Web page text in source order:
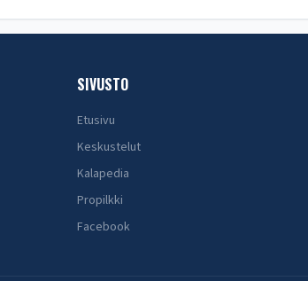
SIVUSTO
Etusivu
Keskustelut
Kalapedia
Propilkki
Facebook